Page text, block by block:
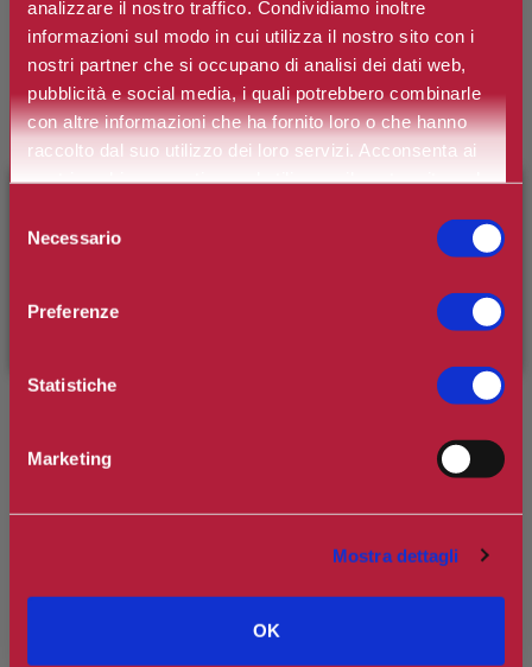
analizzare il nostro traffico. Condividiamo inoltre
informazioni sul modo in cui utilizza il nostro sito con i
nostri partner che si occupano di analisi dei dati web,
pubblicità e social media, i quali potrebbero combinarle
con altre informazioni che ha fornito loro o che hanno
raccolto dal suo utilizzo dei loro servizi. Acconsenta ai
nostri cookie se continua ad utilizzare il nostro sito web.
delNecessario
Preferenze
Statistiche
Marketing
Mostra dettagli
OK
COLLISTAR
FONDOTINTA COMPATTO
LEVIGANTE
€36,00 €27,00
FONDOTINTA UNICO ESSENZA
UNIVERSALE DI GIOVINEZZA SPF15
-25%
IDROATTIVA+ ANTIPOLIUTION BB
inserendo il codice